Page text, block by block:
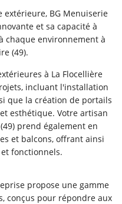
extérieure, BG Menuiserie
et sa capacité à
chaque environnement à
(49).
à La Flocellière
incluant l'installation
que la création de portails
esthétique. Votre artisan
prend également en
et balcons, offrant ainsi
fonctionnels.
propose une gamme
conçus pour répondre aux